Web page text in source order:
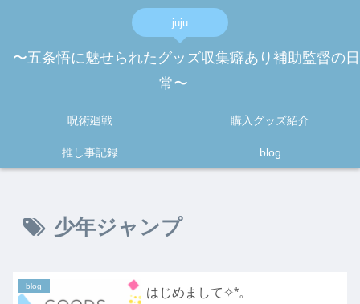
juju
〜五条悟に魅せられたグッズ収集癖あり補助監督の日
常〜
呪術廻戦 購入グッズ紹介
推し事記録 blog
少年ジャンプ
blog はじめまして✧*。